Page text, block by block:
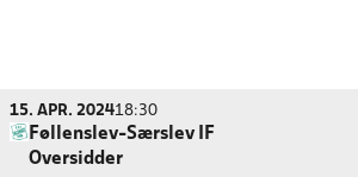
15. APR. 202418:30
Føllenslev-Særslev IF
Oversidder